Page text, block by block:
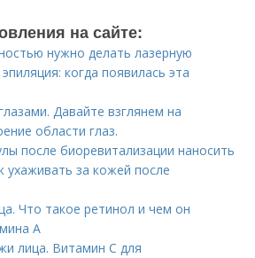
на сайте:
нужно делать лазерную
когда появилась эта
Давайте взглянем на
области глаз.
после биоревитализации наносить
ухаживать за кожей после
Что такое ретинол и чем он
А
лица. Витамин С для